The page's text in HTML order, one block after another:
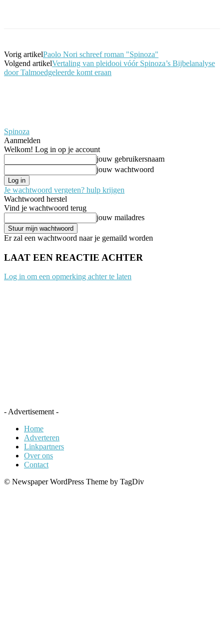
Vorig artikelPaolo Nori schreef roman "Spinoza"
Volgend artikelVertaling van pleidooi vóór Spinoza’s Bijbelanalyse
door Talmoedgeleerde komt eraan
Spinoza
Aanmelden
Welkom! Log in op je account
jouw gebruikersnaam
jouw wachtwoord
Je wachtwoord vergeten? hulp krijgen
Wachtwoord herstel
Vind je wachtwoord terug
jouw mailadres
Er zal een wachtwoord naar je gemaild worden
LAAT EEN REACTIE ACHTER
Log in om een opmerking achter te laten
- Advertisement -
Home
Adverteren
Linkpartners
Over ons
Contact
© Newspaper WordPress Theme by TagDiv